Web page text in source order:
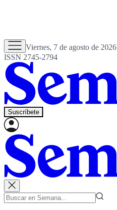
Viernes, 7 de agosto de 2026
ISSN 2745-2794
Suscríbete